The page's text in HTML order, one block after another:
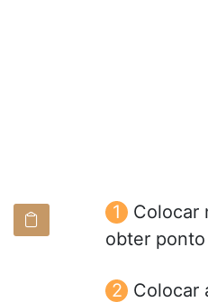
Colocar
obter
Colocar